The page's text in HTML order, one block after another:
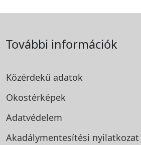
További információk
Közérdekű adatok
Okostérképek
Adatvédelem
Akadálymentesítési nyilatkozat